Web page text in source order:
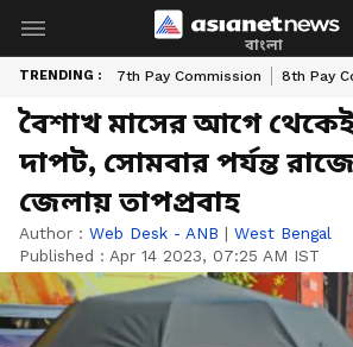
বাংলা
TRENDING : 7th Pay Commission 8th Pay
বৈশাখ মাসের আগে থেকেই
দাপট, সোমবার পর্যন্ত
জেলায় তাপপ্রবাহ
Author : Web Desk - ANB | West Bengal
Published : Apr 14 2023, 07:25 AM IST